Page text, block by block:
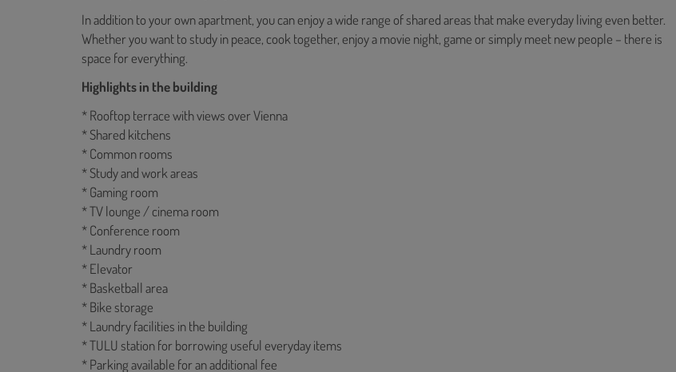
In addition to your own apartment, you can enjoy a wide range of shared areas that make everyday living even better.
Whether you want to study in peace, cook together, enjoy a movie night, game or simply meet new people – there is
space for everything.
Highlights in the building
* Rooftop terrace with views over Vienna
* Shared kitchens
* Common rooms
* Study and work areas
* Gaming room
* TV lounge / cinema room
* Conference room
* Laundry room
* Elevator
* Basketball area
* Bike storage
* Laundry facilities in the building
* TULU station for borrowing useful everyday items
* Parking available for an additional fee